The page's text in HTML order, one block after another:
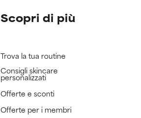
Scopri di più
Trova la tua routine
Consigli skincare
personalizzati
Offerte e sconti
Offerte per i membri